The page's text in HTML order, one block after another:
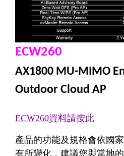
ECW260
AX1800 MU-MIMO
Outdoor Cloud AP
ECW260資料請按此
產品的功能及規格會依國
有所變化，建議您與當地